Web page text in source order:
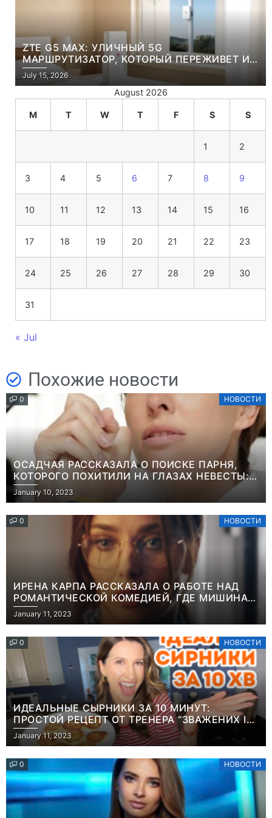
ZTE G5 MAX: УЛИЧНЫЙ 5G
МАРШРУТИЗАТОР, КОТОРЫЙ ПЕРЕЖИВЕТ И
ЛЮТУЮ ЗИМУ, И ЖАРКОЕ ЛЕТО
July 15, 2026
August 2026
M T W T F S S
1 2
3 4 5 6 7 8 9
10 11 12 13 14 15 16
17 18 19 20 21 22 23
24 25 26 27 28 29 30
31
« Jul
Похожие новости
0 НОВОСТИ
ОСАДЧАЯ РАССКАЗАЛА О ПОИСКЕ ПАРНЯ,
КОТОРОГО ПОХИТИЛИ НА ГЛАЗАХ НЕВЕСТЫ:
“ОН ВЕСЬ УДАР ПРИНЯЛ НА СЕБЯ”
January 10, 2023
0 НОВОСТИ
ИРЕНА КАРПА РАССКАЗАЛА О РАБОТЕ НАД
РОМАНТИЧЕСКОЙ КОМЕДИЕЙ, ГДЕ МИШИНА В
РОЛИ МАТЕРИ-ОДИНОЧКИ
January 11, 2023
0 НОВОСТИ
ИДЕАЛЬНЫЕ СЫРНИКИ ЗА 10 МИНУТ:
ПРОСТОЙ РЕЦЕПТ ОТ ТРЕНЕРА “ЗВАЖЕНИХ І
ЩАСЛИВИХ” АНИТЫ ЛУЦЕНКО
January 11, 2023
0 НОВОСТИ